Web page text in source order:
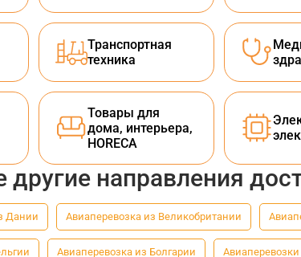
Транспортная
техника
Товары для
дома, интерьера,
HORECA
другие направления
Дании Авиаперевозка из Великобритании
Авиаперевозка из Болгарии